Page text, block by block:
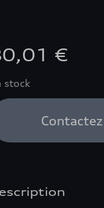
€
stock